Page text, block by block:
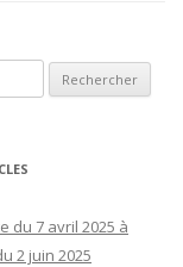
du 7 avril 2025 à
2 juin 2025